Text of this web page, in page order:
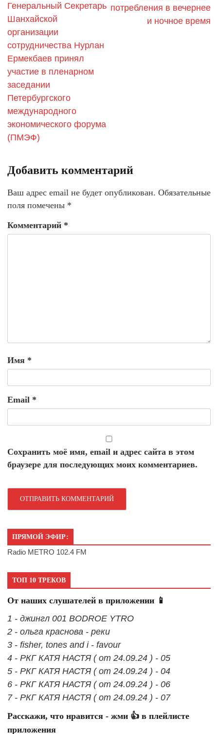
Генеральный Секретарь
Шанхайской
организации
сотрудничества Нурлан
Ермекбаев принял
участие в пленарном
заседании
Петербургского
международного
экономического форума
(ПМЭФ)
потребления в вечернее
и ночное время
Добавить комментарий
Ваш адрес email не будет опубликован. Обязательные
поля помечены *
Комментарий *
Имя *
Email *
Сохранить моё имя, email и адрес сайта в этом
браузере для последующих моих комментариев.
ПРЯМОЙ ЭФИР:
Radio METRO 102.4 FM
ТОП 10 ТРЕКОВ
От наших слушателей в приложении 📱
1 - джингл 001 BODROE YTRO
2 - ольга краснова - реки
3 - fisher, tones and i - favour
4 - РКГ КАТЯ НАСТЯ ( от 24.09.24 ) - 05
5 - РКГ КАТЯ НАСТЯ ( от 24.09.24 ) - 04
6 - РКГ КАТЯ НАСТЯ ( от 24.09.24 ) - 06
7 - РКГ КАТЯ НАСТЯ ( от 24.09.24 ) - 07
Расскажи, что нравится - жми 👍 в плейлисте
приложения